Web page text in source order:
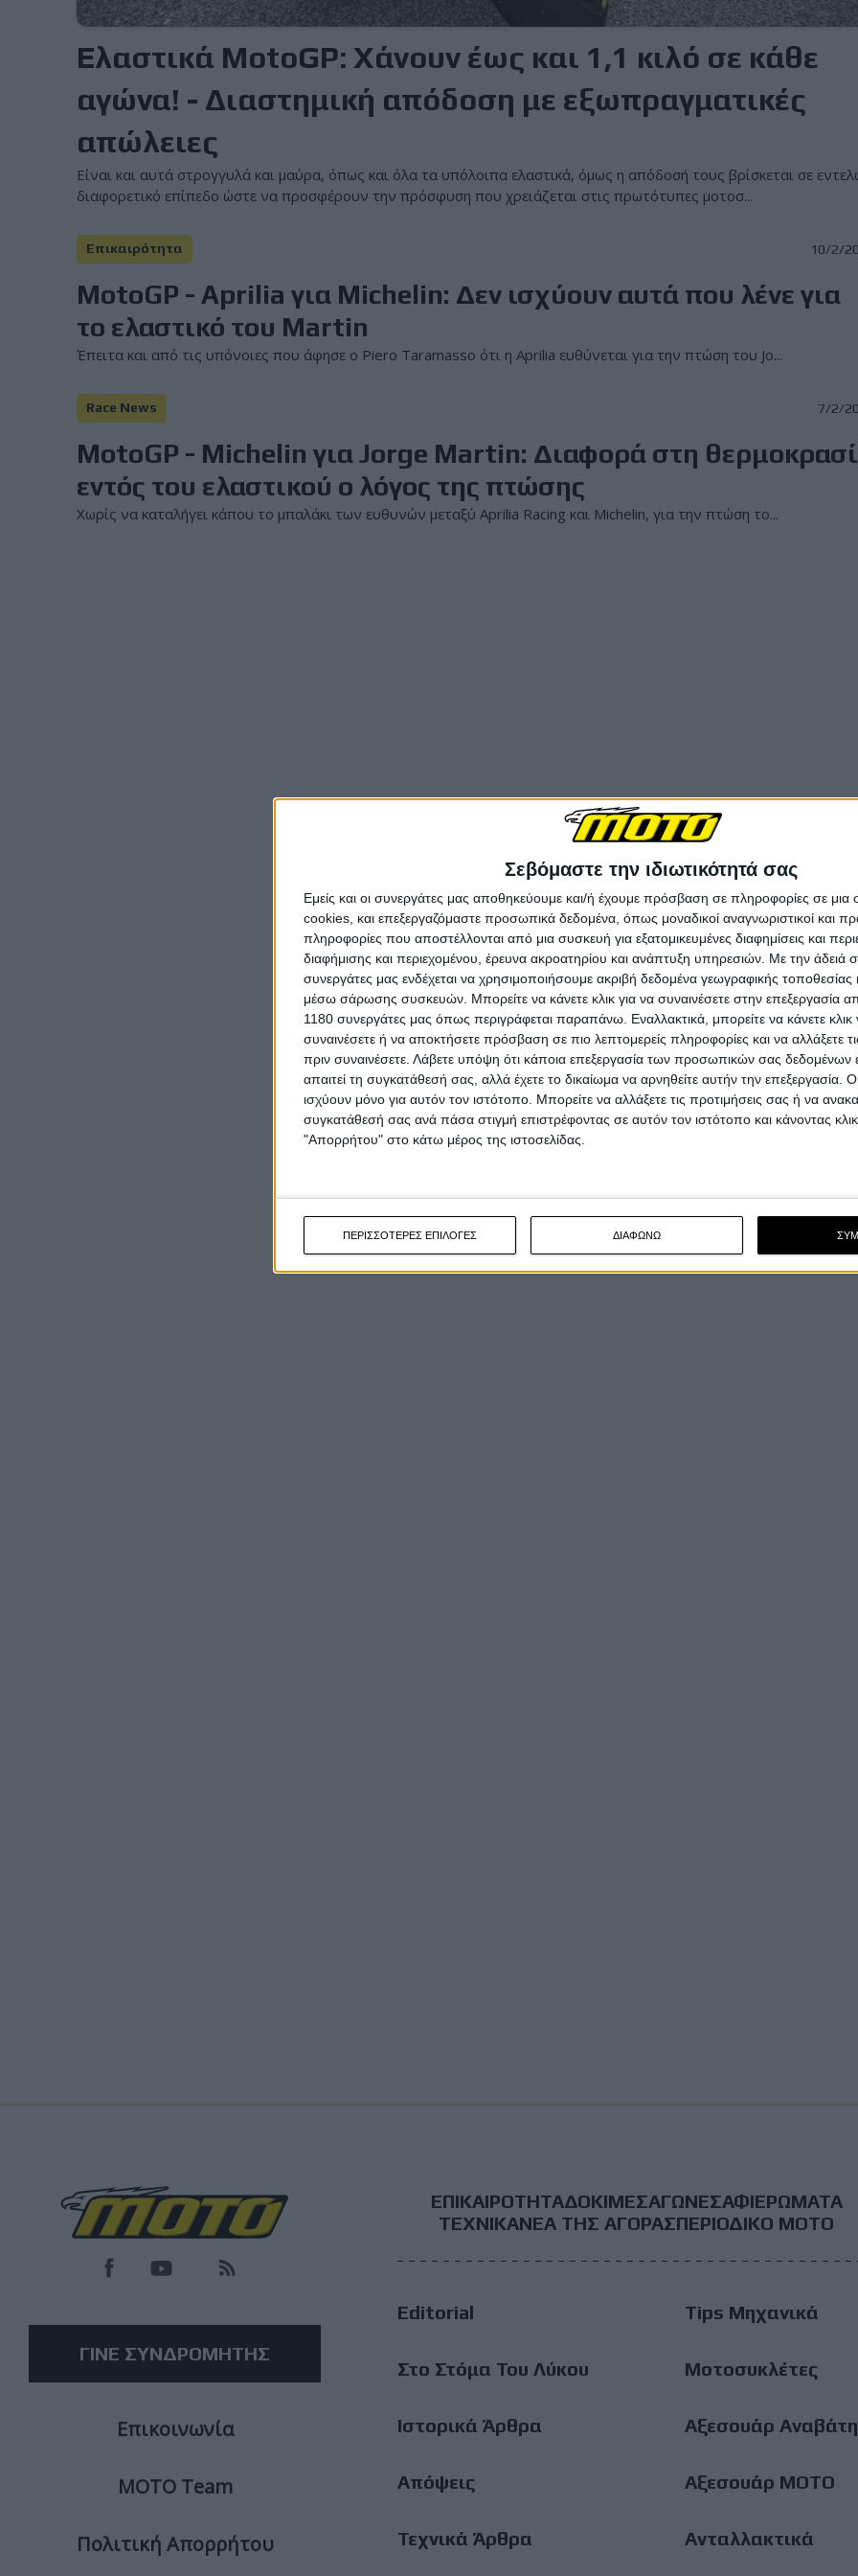
Σεβόμαστε την ιδιωτικότητά σας
Εμείς και οι συνεργάτες μας αποθηκεύουμε και/ή έχουμε πρόσβαση σε πληροφορίες σε
cookies, και επεξεργαζόμαστε προσωπικά δεδομένα, όπως μοναδικοί αναγνωριστικοί και
πληροφορίες που αποστέλλονται από μια συσκευή για εξατομικευμένες διαφημίσεις και
διαφήμισης και περιεχομένου, έρευνα ακροατηρίου και ανάπτυξη υπηρεσιών. Με την άδειά
συνεργάτες μας ενδέχεται να χρησιμοποιήσουμε ακριβή δεδομένα γεωγραφικής τοποθεσίας
μέσω σάρωσης συσκευών. Μπορείτε να κάνετε κλικ για να συναινέσετε στην επεξεργασία
1180 συνεργάτες μας όπως περιγράφεται παραπάνω. Εναλλακτικά, μπορείτε να κάνετε κλικ
συναινέσετε ή να αποκτήσετε πρόσβαση σε πιο λεπτομερείς πληροφορίες και να αλλάξετε
πριν συναινέσετε. Λάβετε υπόψη ότι κάποια επεξεργασία των προσωπικών σας δεδομένων
απαιτεί τη συγκατάθεσή σας, αλλά έχετε το δικαίωμα να αρνηθείτε αυτήν την επεξεργασία.
ισχύουν μόνο για αυτόν τον ιστότοπο. Μπορείτε να αλλάξετε τις προτιμήσεις σας ή να
συγκατάθεσή σας ανά πάσα στιγμή επιστρέφοντας σε αυτόν τον ιστότοπο και κάνοντας
"Απορρήτου" στο κάτω μέρος της ιστοσελίδας.
ΠΕΡΙΣΣΟΤΕΡΕΣ ΕΠΙΛΟΓΕΣ ΔΙΑΦΩΝΩ
Ελαστικά MotoGP: Χάνουν έως και 1,1 κιλό σε κάθε
αγώνα! - Διαστημική απόδοση με εξωπραγματικές
απώλειες
Είναι και αυτά στρογγυλά και μαύρα, όπως και όλα τα υπόλοιπα ελαστικά, όμως η απόδοσή τους βρίσκεται σε
διαφορετικό επίπεδο ώστε να προσφέρουν την πρόσφυση που χρειάζεται στις πρωτότυπες μοτοσ...
Επικαιρότητα 10/2/
MotoGP - Aprilia για Michelin: Δεν ισχύουν αυτά που λένε για
το ελαστικό του Martin
Έπειτα και από τις υπόνοιες που άφησε ο Piero Taramasso ότι η Aprilia ευθύνεται για την πτώση του Jo...
Race News 7/2/
MotoGP - Michelin για Jorge Martin: Διαφορά στη
εντός του ελαστικού ο λόγος της πτώσης
Χωρίς να καταλήγει κάπου το μπαλάκι των ευθυνών μεταξύ Aprilia Racing και Michelin, για την πτώση το...
ΓΙΝΕ ΣΥΝΔΡΟΜΗΤΗΣ
Επικοινωνία
ΜΟΤΟ Team
Πολιτική Απορρήτου
Footer
Main
Menu
ΕΠΙΚΑΙΡΟΤΗΤΑΔΟΚΙΜΕΣΑΓΩΝΕΣΑΦΙΕΡΩΜΑΤΑ
ΤΕΧΝΙΚΑΝΕΑ ΤΗΣ ΑΓΟΡΑΣΠΕΡΙΟΔΙΚΟ ΜΟΤΟ
Editorial
Στο Στόμα Του Λύκου
Ιστορικά Άρθρα
Απόψεις
Τεχνικά Άρθρα
Tips Μηχανικά
Μοτοσυκλέτες
Αξεσουάρ Αναβάτη
Αξεσουάρ ΜΟΤΟ
Ανταλλακτικά